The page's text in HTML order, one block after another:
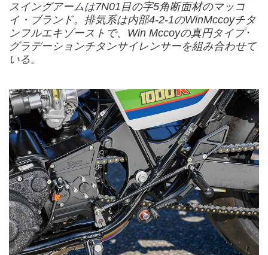
スイングアームは7N01目の字5角断面材のマッコ
イ・ブランド。排気系は内部4-2-1のWinMccoyチタ
ンフルエキゾーストで、Win Mccoyの真円タイプ･
グラデーションチタンサイレンサーを組み合わせて
いる。